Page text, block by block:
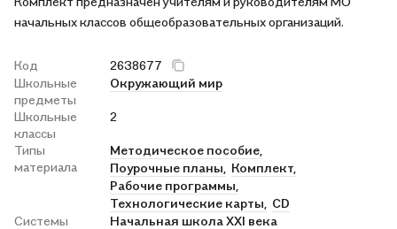
начальных классов общеобразовательных организаций.
Код
2638677
Школьные
предметы
Окружающий мир
Школьные
классы
2
Типы
материала
Методическое пособие,
Поурочные планы,
Комплект,
Рабочие программы,
Технологические карты,
CD
Системы
Начальная школа XXI века